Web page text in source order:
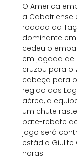
O America
a
rodada da
dominante
cedeu o
em jogada de
cruzou para o
cabeça para
região dos
aérea, a
um chute
bate-rebate
jogo será
estádio Giulite
horas.